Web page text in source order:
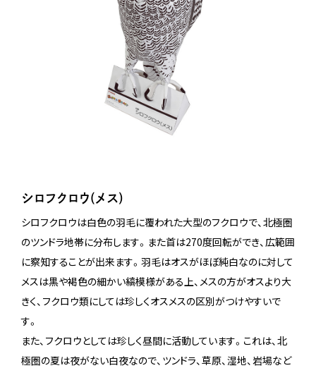
シロフクロウ(メス)
シロフクロウは白色の羽毛に覆われた大型のフクロウで、北極圏
のツンドラ地帯に分布します。また首は270度回転ができ、広範囲
に察知することが出来ます。羽毛はオスがほぼ純白なのに対して
メスは黒や褐色の細かい縞模様がある上、メスの方がオスより大
きく、フクロウ類にしては珍しくオスメスの区別がつけやすいで
す。
また、フクロウとしては珍しく昼間に活動しています。これは、北
極圏の夏は夜がない白夜なので、ツンドラ、草原、湿地、岩場など